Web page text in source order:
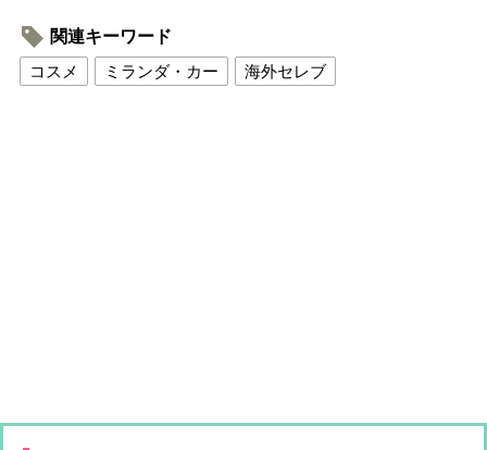
関連キーワード
コスメ
ミランダ・カー 海外セレブ